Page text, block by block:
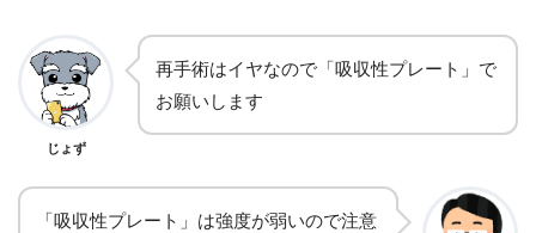
じょず
再手術はイヤなので「吸収性プレート」で
お願いします
「吸収性プレート」は強度が弱いので注意